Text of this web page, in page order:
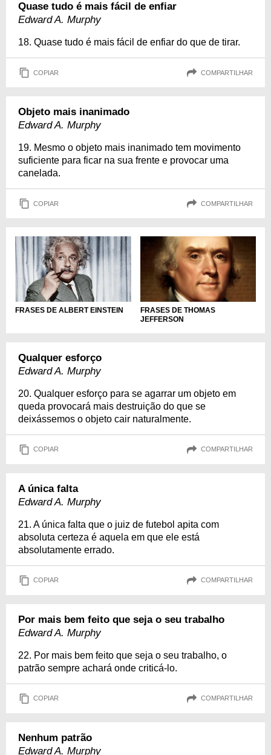
Quase tudo é mais fácil de enfiar
Edward A. Murphy
18. Quase tudo é mais fácil de enfiar do que de tirar.
COPIAR COMPARTILHAR
Objeto mais inanimado
Edward A. Murphy
19. Mesmo o objeto mais inanimado tem movimento
suficiente para ficar na sua frente e provocar uma
canelada.
COPIAR COMPARTILHAR
FRASES DE ALBERT EINSTEIN
FRASES DE THOMAS
JEFFERSON
Qualquer esforço
Edward A. Murphy
20. Qualquer esforço para se agarrar um objeto em
queda provocará mais destruição do que se
deixássemos o objeto cair naturalmente.
COPIAR COMPARTILHAR
A única falta
Edward A. Murphy
21. A única falta que o juiz de futebol apita com
absoluta certeza é aquela em que ele está
absolutamente errado.
COPIAR COMPARTILHAR
Por mais bem feito que seja o seu trabalho
Edward A. Murphy
22. Por mais bem feito que seja o seu trabalho, o
patrão sempre achará onde criticá-lo.
COPIAR COMPARTILHAR
Nenhum patrão
Edward A. Murphy